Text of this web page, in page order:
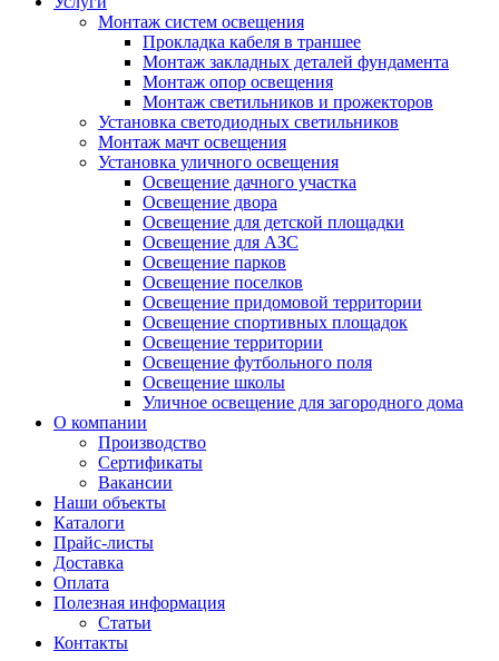
Монтаж систем освещения
Прокладка кабеля в траншее
Монтаж закладных деталей фундамента
Монтаж опор освещения
Монтаж светильников и прожекторов
Установка светодиодных светильников
Монтаж мачт освещения
Установка уличного освещения
Освещение дачного участка
Освещение двора
Освещение для детской площадки
Освещение для АЗС
Освещение парков
Освещение поселков
Освещение придомовой территории
Освещение спортивных площадок
Освещение территории
Освещение футбольного поля
Освещение школы
Уличное освещение для загородного дома
О компании
Производство
Сертификаты
Вакансии
Наши объекты
Каталоги
Прайс-листы
Доставка
Оплата
Полезная информация
Статьи
Контакты